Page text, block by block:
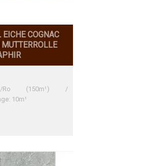
COGNAC
Ro (150m¹) /
10m¹